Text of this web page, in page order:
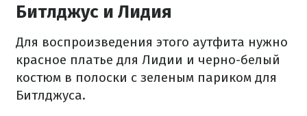
Битлджус и Лидия
Для воспроизведения этого аутфита нужно
красное платье для Лидии и черно-белый
костюм в полоски с зеленым париком для
Битлджуса.